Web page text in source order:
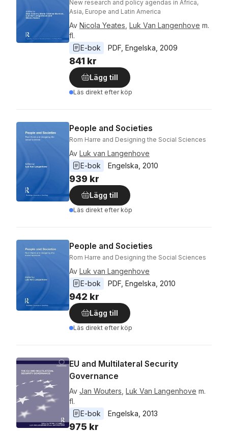
New research and policy agendas in Africa,
Asia, Europe and Latin America
Av Nicola Yeates Luk Van Langenhove m.
fl.
E-bok
PDF Engelska 2009
841 kr
Lägg till
Läs direkt efter köp
People and Societies
Rom Harre and Designing the Social Sciences
Av Luk van Langenhove
E-bok
Engelska 2010
939 kr
Lägg till
Läs direkt efter köp
People and Societies
Rom Harre and Designing the Social Sciences
Av Luk van Langenhove
E-bok
PDF Engelska 2010
942 kr
Lägg till
Läs direkt efter köp
EU and Multilateral Security
Governance
Av Jan Wouters Luk Van Langenhove m.
fl.
E-bok
Engelska 2013
975 kr